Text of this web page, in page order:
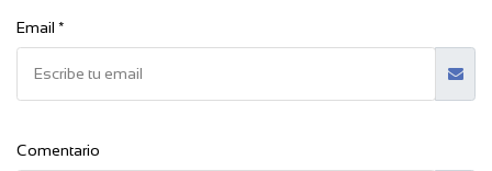
Email *
Comentario